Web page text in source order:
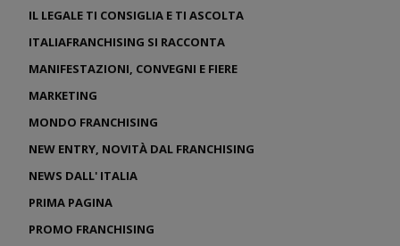
IL LEGALE TI CONSIGLIA E TI ASCOLTA
ITALIAFRANCHISING SI RACCONTA
MANIFESTAZIONI, CONVEGNI E FIERE
MARKETING
MONDO FRANCHISING
NEW ENTRY, NOVITÀ DAL FRANCHISING
NEWS DALL' ITALIA
PRIMA PAGINA
PROMO FRANCHISING